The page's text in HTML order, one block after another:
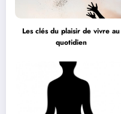
Les clés du plaisir de vivre au
quotidien